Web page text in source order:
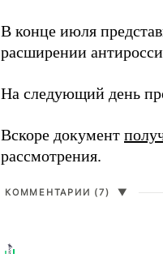
В конце июля
расширении
На следующий день
Вскоре документ
рассмотрения.
КОММЕНТАРИИ (7) ▼